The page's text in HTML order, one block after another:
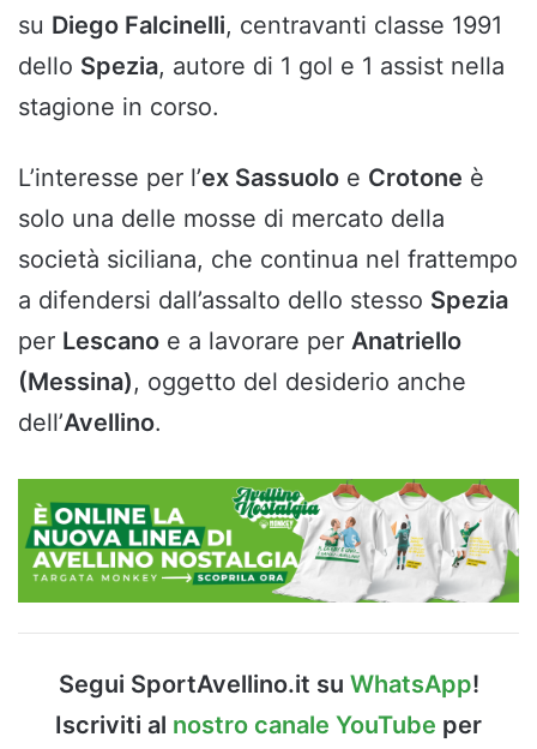
su Diego Falcinelli, centravanti classe 1991
dello Spezia, autore di 1 gol e 1 assist nella
stagione in corso.
L’interesse per l’ex Sassuolo e Crotone è
solo una delle mosse di mercato della
società siciliana, che continua nel frattempo
a difendersi dall’assalto dello stesso Spezia
per Lescano e a lavorare per Anatriello
(Messina), oggetto del desiderio anche
dell’Avellino.
Segui SportAvellino.it su WhatsApp!
Iscriviti al nostro canale YouTube per